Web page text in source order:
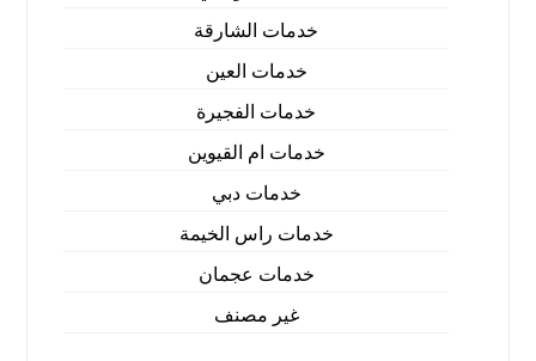
خدمات الشارقة
خدمات العين
خدمات الفجيرة
خدمات ام القيوين
خدمات دبي
خدمات راس الخيمة
خدمات عجمان
غير مصنف